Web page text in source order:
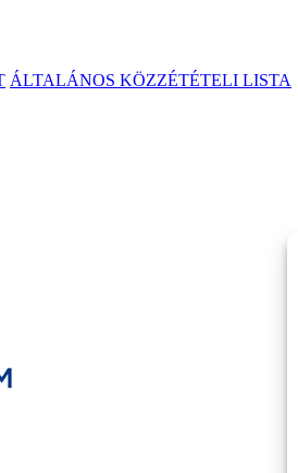
ÁLTALÁNOS KÖZZÉTÉTELI LISTA